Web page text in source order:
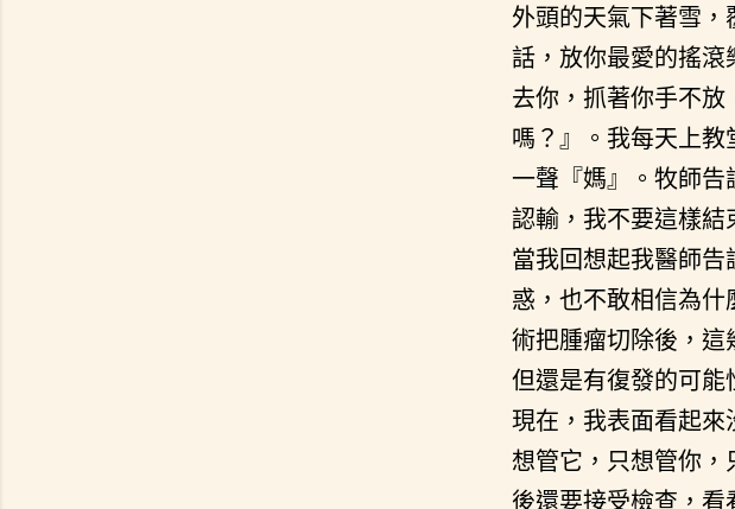
外頭的天氣下著雪
話，放你最愛的搖
去你，抓著你手不放
嗎？』。我每天上
一聲『媽』。牧師
認輸，我不要這樣結
當我回想起我醫師
惑，也不敢相信為
術把腫瘤切除後，這
但還是有復發的可能
現在，我表面看起
想管它，只想管你，
後還要接受檢查，